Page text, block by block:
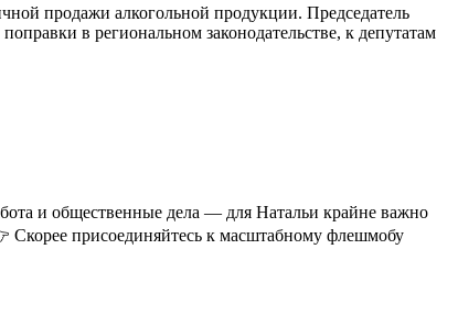
продажи алкогольной продукции. Председатель
в региональном законодательстве, к депутатам
и общественные дела — для Натальи крайне важно
Скорее присоединяйтесь к масштабному флешмобу